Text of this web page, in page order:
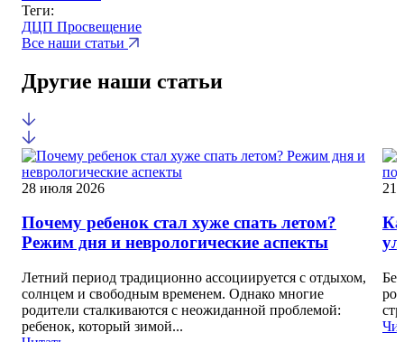
Теги:
ДЦП Просвещение
Все наши статьи
Другие наши статьи
28 июля 2026
Почему ребенок стал хуже спать летом?
Режим дня и неврологические аспекты
Летний период традиционно ассоциируется с отдыхом,
солнцем и свободным временем. Однако многие
родители сталкиваются с неожиданной проблемой:
ребенок, который зимой...
21